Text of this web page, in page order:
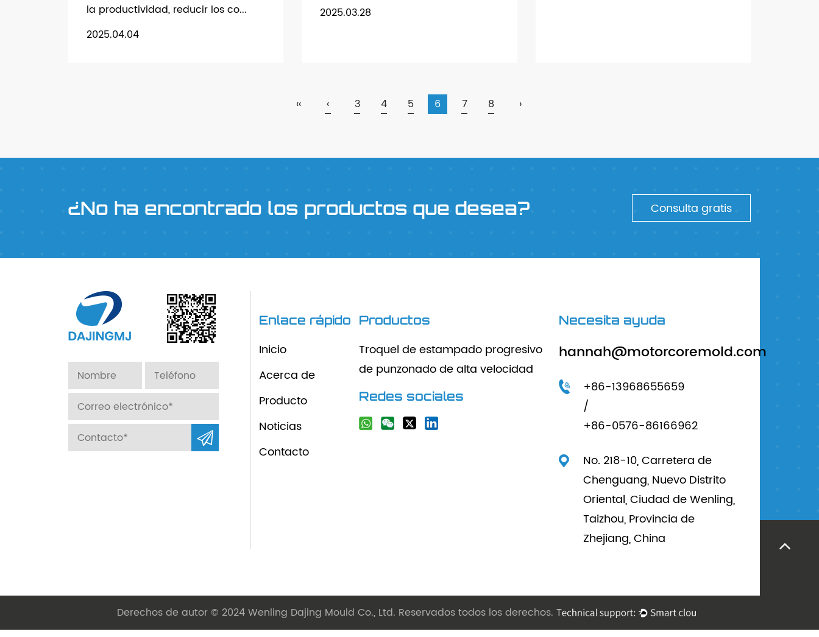
la productividad, reducir los co...
2025.04.04
2025.03.28
‹‹ ‹ 3 4 5 6 7 8 ›
¿No ha encontrado los productos que desea? Consulta gratis
Enlace rápido
Inicio
Acerca de
Producto
Noticias
Contacto
Productos
Troquel de estampado progresivo
de punzonado de alta velocidad
Redes sociales
Necesita ayuda
hannah@motorcoremold.com
+86-13968655659
/
+86-0576-86166962
No. 218-10, Carretera de
Chenguang, Nuevo Distrito
Oriental, Ciudad de Wenling,
Taizhou, Provincia de
Zhejiang, China
Derechos de autor © 2024 Wenling Dajing Mould Co., Ltd. Reservados todos los derechos.